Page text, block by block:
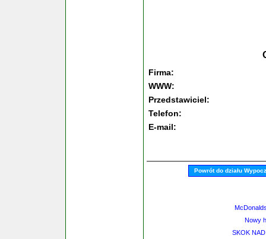
Firma:
WWW:
Przedstawiciel:
Telefon:
E-mail:
Powrót do działu
Nowy
SKOK